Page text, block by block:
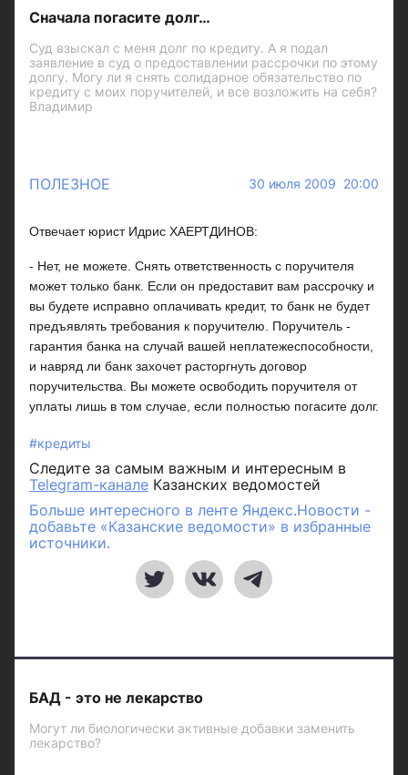
Сначала погасите долг…
Суд взыскал с меня долг по кредиту. А я подал
заявление в суд о предоставлении рассрочки по этому
долгу. Могу ли я снять солидарное обязательство по
кредиту с моих поручителей, и все возложить на себя?
Владимир
ПОЛЕЗНОЕ 30 июля 2009 20:00
Отвечает юрист Идрис ХАЕРТДИНОВ:
- Нет, не можете. Снять ответственность с поручителя
может только банк. Если он предоставит вам рассрочку и
вы будете исправно оплачивать кредит, то банк не будет
предъявлять требования к поручителю. Поручитель -
гарантия банка на случай вашей неплатежеспособности,
и навряд ли банк захочет расторгнуть договор
поручительства. Вы можете освободить поручителя от
уплаты лишь в том случае, если полностью погасите долг.
#кредиты
Следите за самым важным и интересным в
Telegram-канале Казанских ведомостей
Больше интересного в ленте Яндекс.Новости -
добавьте «Казанские ведомости» в избранные
источники.
БАД - это не лекарство
Могут ли биологически активные добавки заменить
лекарство?